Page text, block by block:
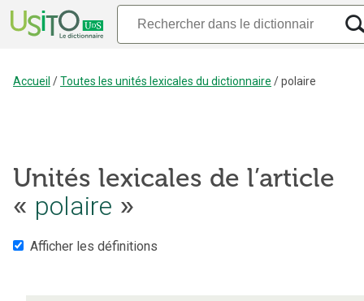
Accueil /Toutes les unités lexicales du dictionnaire /polaire
Unités lexicales de l’article
« polaire »
Afficher les définitions